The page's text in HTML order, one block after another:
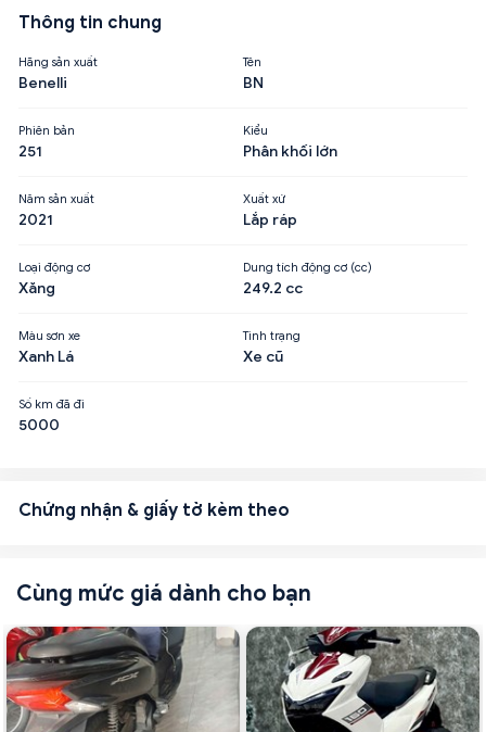
Thông tin chung
Hãng sản xuất
Benelli
Tên
BN
Phiên bản
251
Kiểu
Phân khối lớn
Năm sản xuất
2021
Xuất xứ
Lắp ráp
Loại động cơ
Xăng
Dung tích động cơ (cc)
249.2 cc
Màu sơn xe
Xanh Lá
Tình trạng
Xe cũ
Số km đã đi
5000
Chứng nhận & giấy tờ kèm theo
Cùng mức giá dành cho bạn